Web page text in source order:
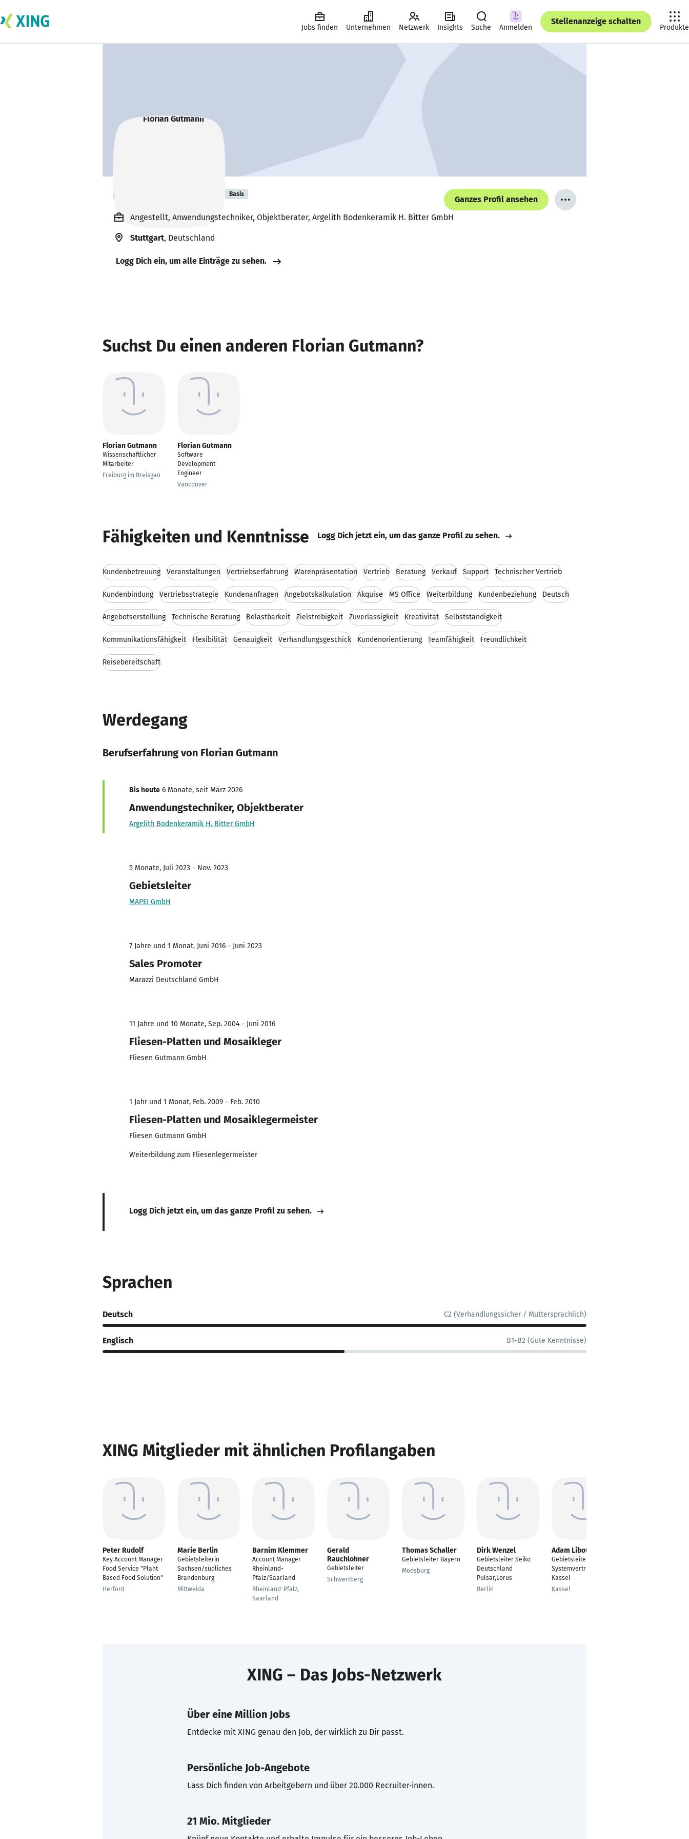
Jobs finden Unternehmen Netzwerk Insights Suche Anmelden
Stellenanzeige schalten
Produkte
Florian Gutmann Basis
Ganzes Profil ansehen
Angestellt, Anwendungstechniker, Objektberater, Argelith Bodenkeramik H. Bitter GmbH
Stuttgart, Deutschland
Logg Dich ein, um alle Einträge zu sehen.
Suchst Du einen anderen Florian Gutmann?
Florian Gutmann
Wissenschaftlicher
Mitarbeiter
Freiburg im Breisgau
Florian Gutmann
Software
Development
Engineer
Vancouver
Fähigkeiten und Kenntnisse Logg Dich jetzt ein, um das ganze Profil zu sehen.
Kundenbetreuung Veranstaltungen Vertriebserfahrung Warenpräsentation Vertrieb Beratung Verkauf Support Technischer Vertrieb
Kundenbindung Vertriebsstrategie Kundenanfragen Angebotskalkulation Akquise MS Office Weiterbildung Kundenbeziehung Deutsch
Angebotserstellung Technische Beratung Belastbarkeit Zielstrebigkeit Zuverlässigkeit Kreativität Selbstständigkeit
Kommunikationsfähigkeit Flexibilität Genauigkeit Verhandlungsgeschick Kundenorientierung Teamfähigkeit Freundlichkeit
Reisebereitschaft
Werdegang
Berufserfahrung von Florian Gutmann
Bis heute 6 Monate, seit März 2026
Anwendungstechniker, Objektberater
Argelith Bodenkeramik H. Bitter GmbH
5 Monate, Juli 2023 - Nov. 2023
Gebietsleiter
MAPEI GmbH
7 Jahre und 1 Monat, Juni 2016 - Juni 2023
Sales Promoter
Marazzi Deutschland GmbH
11 Jahre und 10 Monate, Sep. 2004 - Juni 2016
Fliesen-Platten und Mosaikleger
Fliesen Gutmann GmbH
1 Jahr und 1 Monat, Feb. 2009 - Feb. 2010
Fliesen-Platten und Mosaiklegermeister
Fliesen Gutmann GmbH
Weiterbildung zum Fliesenlegermeister
Logg Dich jetzt ein, um das ganze Profil zu sehen.
Sprachen
Deutsch C2 (Verhandlungssicher / Muttersprachlich)
Englisch B1-B2 (Gute Kenntnisse)
XING Mitglieder mit ähnlichen Profilangaben
Peter Rudolf
Key Account Manager
Food Service "Plant
Based Food Solution"
Herford
Marie Berlin
Gebietsleiterin
Sachsen/südliches
Brandenburg
Mittweida
Barnim Klemmer
Account Manager
Rheinland-
Pfalz/Saarland
Rheinland-Pfalz,
Saarland
Gerald
Rauchlohner
Gebietsleiter
Schwertberg
Thomas Schaller
Gebietsleiter Bayern
Moosburg
Dirk Wenzel
Gebietsleiter Seiko
Deutschland
Pulsar,Lorus
Berlin
Adam Libowski
Gebietsleiter
Systemvertrieb
Kassel
Kassel
XING – Das Jobs-Netzwerk
Über eine Million Jobs
Entdecke mit XING genau den Job, der wirklich zu Dir passt.
Persönliche Job-Angebote
Lass Dich finden von Arbeitgebern und über 20.000 Recruiter·innen.
21 Mio. Mitglieder